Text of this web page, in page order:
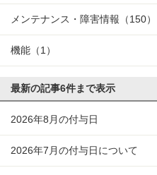
メンテナンス・障害情報 （150）
機能 （1）
最新の記事6件まで表示
2026年8月の付与日
2026年7月の付与日について